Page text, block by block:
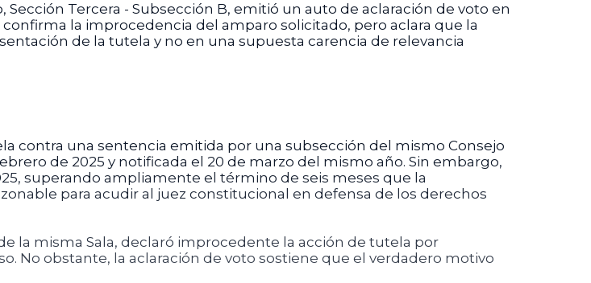
Tercera - Subsección B, emitió un auto de aclaración de voto en
la improcedencia del amparo solicitado, pero aclara que la
de la tutela y no en una supuesta carencia de relevancia
contra una sentencia emitida por una subsección del mismo Consejo
de 2025 y notificada el 20 de marzo del mismo año. Sin embargo,
superando ampliamente el término de seis meses que la
para acudir al juez constitucional en defensa de los derechos
la misma Sala, declaró improcedente la acción de tutela por
No obstante, la aclaración de voto sostiene que el verdadero motivo